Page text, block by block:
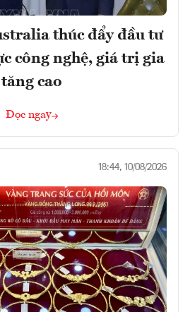
thúc đẩy đầu tư
công nghệ, giá trị gia
tăng cao
Đọc ngay
18:44, 10/08/2026